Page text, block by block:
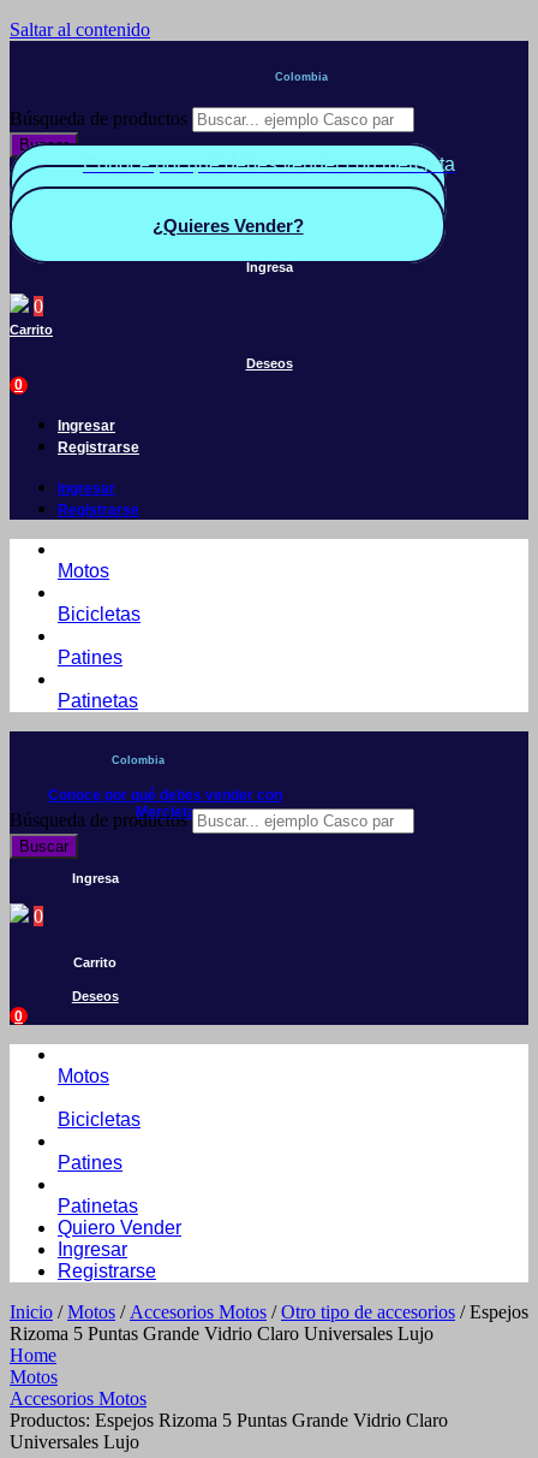
Saltar al contenido
Colombia
Búsqueda de productos
Buscar
Conoce por qué debes vender con mercleta
Quiero Vender
¿Quieres Vender?
Ingresa
0
Carrito
Deseos
0
Ingresar
Registrarse
Ingresar
Registrarse
Motos
Bicicletas
Patines
Patinetas
Colombia
Conoce por qué debes vender con
Mercleta
Búsqueda de productos
Buscar
Ingresa
0
Carrito
Deseos
0
Motos
Bicicletas
Patines
Patinetas
Quiero Vender
Ingresar
Registrarse
Inicio /Motos / Accesorios Motos /Otro tipo de accesorios / Espejos
Rizoma 5 Puntas Grande Vidrio Claro Universales Lujo
Home
Motos
Accesorios Motos
Productos: Espejos Rizoma 5 Puntas Grande Vidrio Claro
Universales Lujo